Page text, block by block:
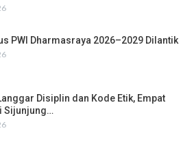
PWI Dharmasraya 2026–2029 Dilantik
Disiplin dan Kode Etik, Empat
Sijunjung…